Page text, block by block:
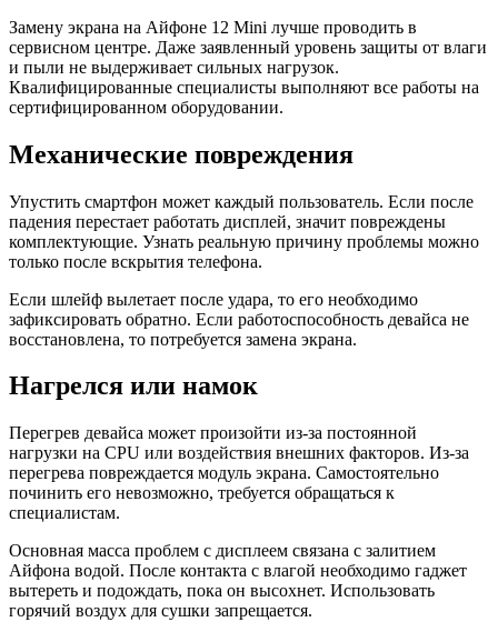
Замену экрана на Айфоне 12 Mini лучше проводить в
сервисном центре. Даже заявленный уровень защиты от влаги
и пыли не выдерживает сильных нагрузок.
Квалифицированные специалисты выполняют все работы на
сертифицированном оборудовании.
Механические повреждения
Упустить смартфон может каждый пользователь. Если после
падения перестает работать дисплей, значит повреждены
комплектующие. Узнать реальную причину проблемы можно
только после вскрытия телефона.
Если шлейф вылетает после удара, то его необходимо
зафиксировать обратно. Если работоспособность девайса не
восстановлена, то потребуется замена экрана.
Нагрелся или намок
Перегрев девайса может произойти из-за постоянной
нагрузки на CPU или воздействия внешних факторов. Из-за
перегрева повреждается модуль экрана. Самостоятельно
починить его невозможно, требуется обращаться к
специалистам.
Основная масса проблем с дисплеем связана с залитием
Айфона водой. После контакта с влагой необходимо гаджет
вытереть и подождать, пока он высохнет. Использовать
горячий воздух для сушки запрещается.